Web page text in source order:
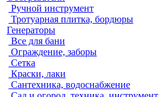
Ручной инструмент
Тротуарная плитка, бордюры
Генераторы
Все для бани
Ограждение, заборы
Сетка
Краски, лаки
Сантехника, водоснабжение